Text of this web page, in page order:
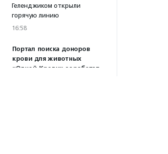
Геленджиком открыли
горячую линию
16:58
Портал поиска доноров
крови для животных
«Одной Крови» заработал